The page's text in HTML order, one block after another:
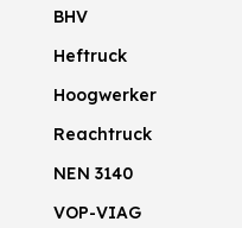
BHV
Heftruck
Hoogwerker
Reachtruck
NEN 3140
VOP-VIAG